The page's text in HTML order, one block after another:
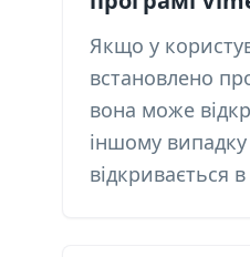
Якщо у
встановлено
вона може
іншому випадку
відкривається